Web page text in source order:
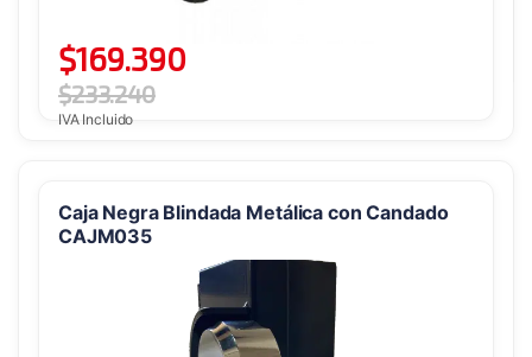
$169.390
$233.240
IVA Incluido
Caja Negra Blindada Metálica con Candado
CAJM035